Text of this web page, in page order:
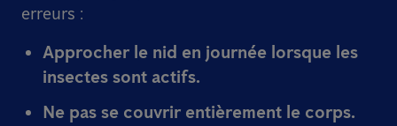
erreurs :
Approcher le nid en journée lorsque les
insectes sont actifs.
Ne pas se couvrir entièrement le corps.